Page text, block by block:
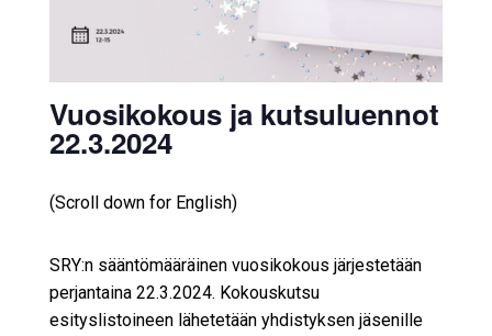
Vuosikokous ja kutsuluennot
22.3.2024
(Scroll down for English)
SRY:n sääntömääräinen vuosikokous järjestetään
perjantaina 22.3.2024. Kokouskutsu
esityslistoineen lähetetään yhdistyksen jäsenille